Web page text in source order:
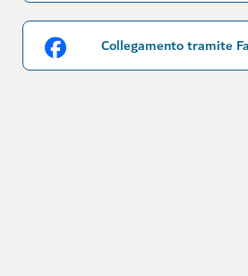
Collegamento tramite